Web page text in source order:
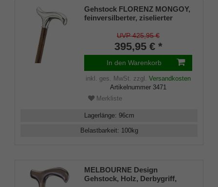
Gehstock FLORENZ MONGOY,
feinversilberter, ziselierter
Stock aus edlem Mongoy-Holz,
inklusive passendem,
eleganten Gummipuffer.
UVP 425,95 €
395,95 € *
In den Warenkorb
inkl. ges. MwSt. zzgl. Versandkosten
Artikelnummer 3471
Merkliste
Lagerlänge: 96cm
Belastbarkeit: 100kg
MELBOURNE Design
Gehstock, Holz, Derbygriff,